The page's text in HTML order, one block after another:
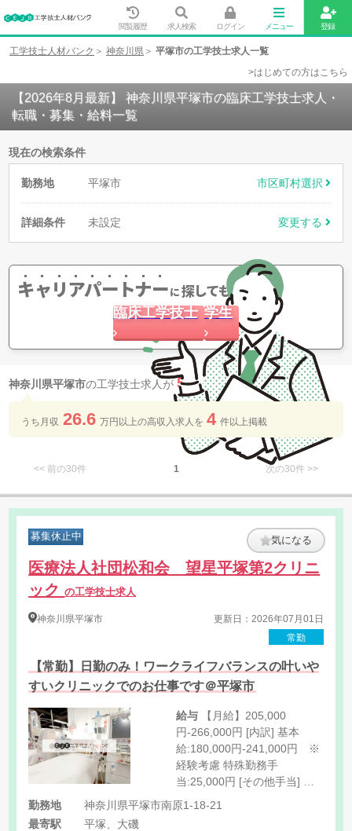
閲覧履歴 求人検索 ログイン メニュー 登録
工学技士人材バンク 神奈川県
平塚市の工学技士求人一覧
>はじめての方はこちら
【2026年8月最新】 神奈川県平塚市の臨床工学技士求人・
転職・募集・給料一覧
現在の検索条件
勤務地 平塚市 市区町村選択
詳細条件 未設定 変更する
キャリアパートナーに探してもらう
臨床工学技士 学生
神奈川県平塚市の工学技士求人が 5 件 見つかりました
うち月収 26.6 万円以上の​高収入求人を​ 4 件以上​掲載
<< 前の30件 1 次の30件 >>
募集休止中 気になる
医療法人社団松和会 望星平塚第2クリニ
ックの工学技士求人
神奈川県平塚市
更新日：2026年07月01日
常勤
【常勤】日勤のみ！ワークライフバランスの叶いや
すいクリニックでのお仕事です＠平塚市
給与
円-266,000円 [内訳] 基本
給:180,000円-241,000円 ※
経験考慮 特殊勤務手
当:25,000円 [その他手当] 住
宅手当:25,000円 家族手当 祝
日手当:2,000円/回 年末年始
勤務地
神奈川県平塚市南原1-18-21
最寄駅
平塚、大磯